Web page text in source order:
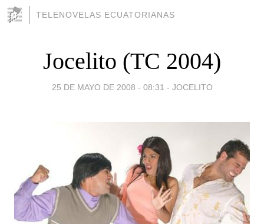
TELENOVELAS ECUATORIANAS
Jocelito (TC 2004)
25 DE MAYO DE 2008 - 08:31 - JOCELITO